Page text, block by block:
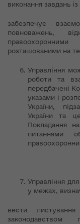
виконання завдань
забезпечує
повноважень,
розташованими на
Управління
роботи та
передбачені
указами і
України,
України та
Покладання
питаннями
Управління
у межах,
вести